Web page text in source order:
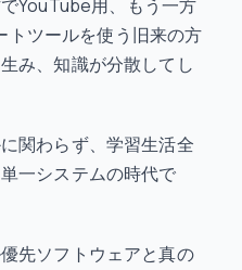
YouTube用、もう一方
ツールを使う旧来の方
み、知識が分散してし
関わらず、学習生活全
一システムの時代で
先ソフトウェアと真の